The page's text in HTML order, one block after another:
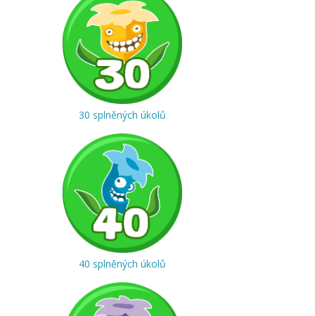
30 splněných úkolů
40 splněných úkolů